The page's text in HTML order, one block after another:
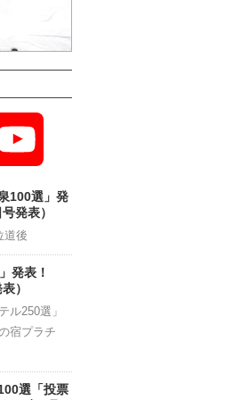
Channel
100選」発
発表）
道後
発表！
）
ル250選」
宿プラチ
選「投票